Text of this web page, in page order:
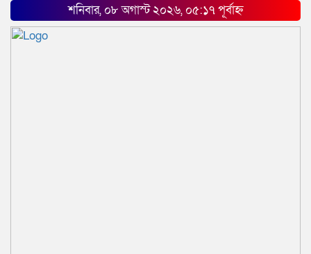
শনিবার, ০৮ অগাস্ট ২০২৬, ০৫:১৭ পূর্বাহ্ন